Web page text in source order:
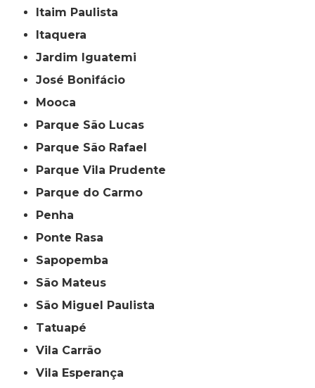
Itaim Paulista
Itaquera
Jardim Iguatemi
José Bonifácio
Mooca
Parque São Lucas
Parque São Rafael
Parque Vila Prudente
Parque do Carmo
Penha
Ponte Rasa
Sapopemba
São Mateus
São Miguel Paulista
Tatuapé
Vila Carrão
Vila Esperança